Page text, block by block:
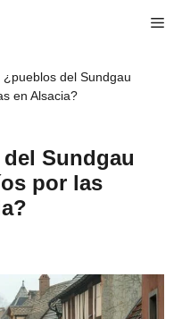
¿pueblos del Sundgau
en Alsacia?
Sundgau
por las